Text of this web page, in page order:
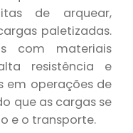
de arquear,
paletizadas.
com materiais
resistência e
em operações de
que as cargas se
e o transporte.